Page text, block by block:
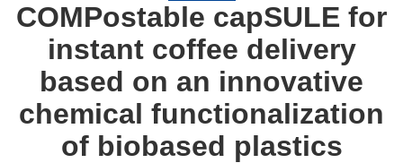
COMPostable capSULE for
instant coffee delivery
based on an innovative
chemical functionalization
of biobased plastics